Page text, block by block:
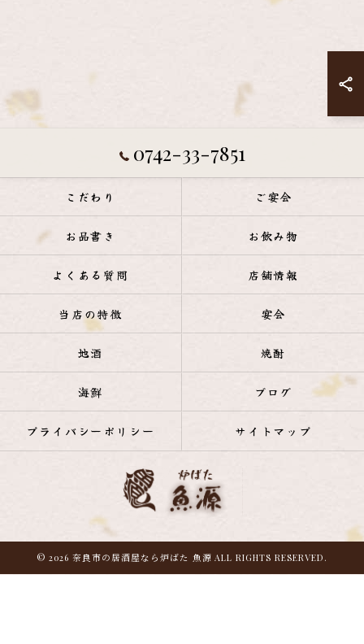
0742-33-7851
こだわり ご宴会
お品書き お飲み物
よくある質問 店舗情報
当店の特徴 宴会
地酒 焼酎
海鮮 ブログ
プライバシーポリシー サイトマップ
© 2026 奈良市の居酒屋なら炉ばた 魚源 ALL RIGHTS RESERVED.